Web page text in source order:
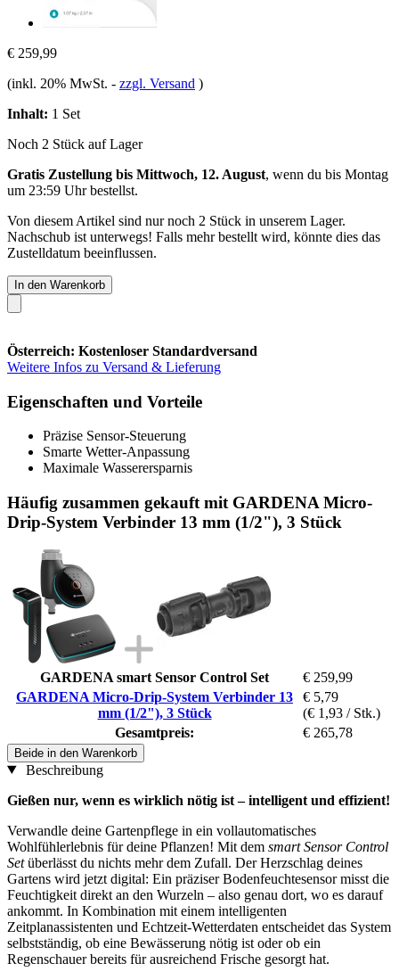
€ 259,99
(inkl. 20% MwSt. - zzgl. Versand )
Inhalt: 1 Set
Noch 2 Stück auf Lager
Gratis Zustellung bis Mittwoch, 12. August, wenn du bis Montag
um 23:59 Uhrbestellst.
Von diesem Artikel sind nur noch 2 Stück in unserem Lager.
Nachschub ist unterwegs! Falls mehr bestellt wird, könnte dies das
Zustelldatum beeinflussen.
In den Warenkorb
Österreich: Kostenloser Standardversand
Weitere Infos zu Versand & Lieferung
Eigenschaften und Vorteile
Präzise Sensor-Steuerung
Smarte Wetter-Anpassung
Maximale Wasserersparnis
Häufig zusammen gekauft mit GARDENA Micro-
Drip-System Verbinder 13 mm (1/2"), 3 Stück
GARDENA smart Sensor Control Set
€ 259,99
GARDENA Micro-Drip-System Verbinder 13
mm (1/2"), 3 Stück
€ 5,79
(€ 1,93 / Stk.)
Gesamtpreis:
€ 265,78
Beide in den Warenkorb
Beschreibung
Gießen nur, wenn es wirklich nötig ist – intelligent und effizient!
Verwandle deine Gartenpflege in ein vollautomatisches
Wohlfühlerlebnis für deine Pflanzen! Mit dem smart Sensor Control
Setüberlässt du nichts mehr dem Zufall. Der Herzschlag deines
Gartens wird jetzt digital: Ein präziser Bodenfeuchtesensor misst die
Feuchtigkeit direkt an den Wurzeln – also genau dort, wo es darauf
ankommt. In Kombination mit einem intelligenten
Zeitplanassistenten und Echtzeit-Wetterdaten entscheidet das System
selbstständig, ob eine Bewässerung nötig ist oder ob ein
Regenschauer bereits für ausreichend Frische gesorgt hat.